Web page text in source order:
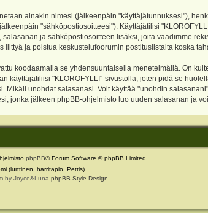
ainakin nimesi (jälkeenpäin "käyttäjätunnuksesi"),
"sähköpostiosoitteesi"). Käyttäjätilisi
salasanan ja sähköpostiosoitteen lisäksi, joita vaadimme
liittyä ja poistua keskustelufoorumin postituslistalta koska
koodaamalla se yhdensuuntaisella menetelmällä. On
käyttäjätiliisi "KLOROFYLLI"-sivustolla, joten pidä se
Mikäli unohdat salasanasi. Voit käyttää "unohdin
jonka jälkeen phpBB-ohjelmisto luo uuden salasanan ja
phpBB® Forum Software © phpBB Limited
(lurttinen, harritapio, Pettis)
by Joyce&Luna phpBB-Style-Design